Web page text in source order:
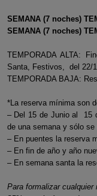
SEMANA (7 noches)
SEMANA (7 noches)
TEMPORADA ALTA:
Santa, Festivos, del 22/
TEMPORADA BAJA:
*La reserva mínima son
– Del 15 de Junio al 15
de una semana y sólo
– En puentes la reserva
– En fin de año y año
– En semana santa la
Para formalizar